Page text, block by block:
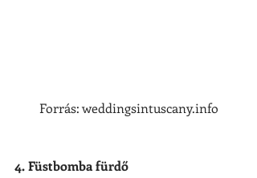
Forrás: weddingsintuscany.info
4. Füstbomba fürdő